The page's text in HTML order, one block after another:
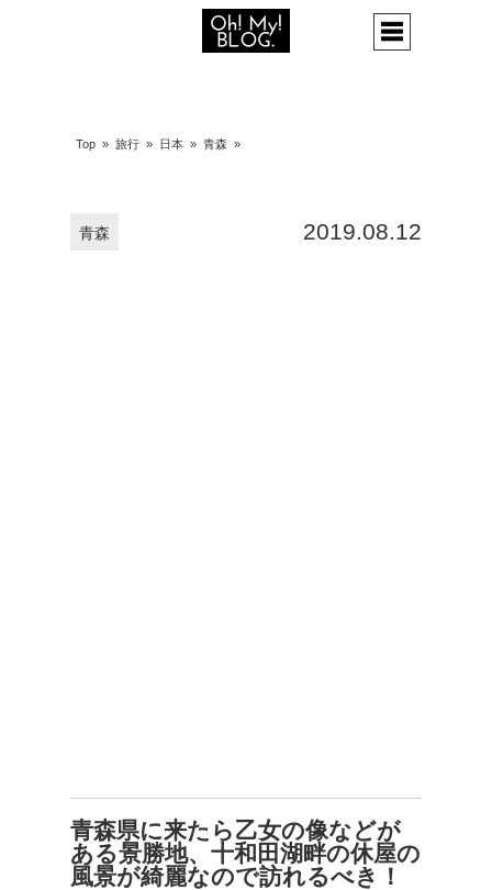
Top » 旅行 » 日本 » 青森 »
2019.08.12
青森
青森県に来たら乙女の像などが
ある景勝地、十和田湖畔の休屋の
風景が綺麗なので訪れるべき！